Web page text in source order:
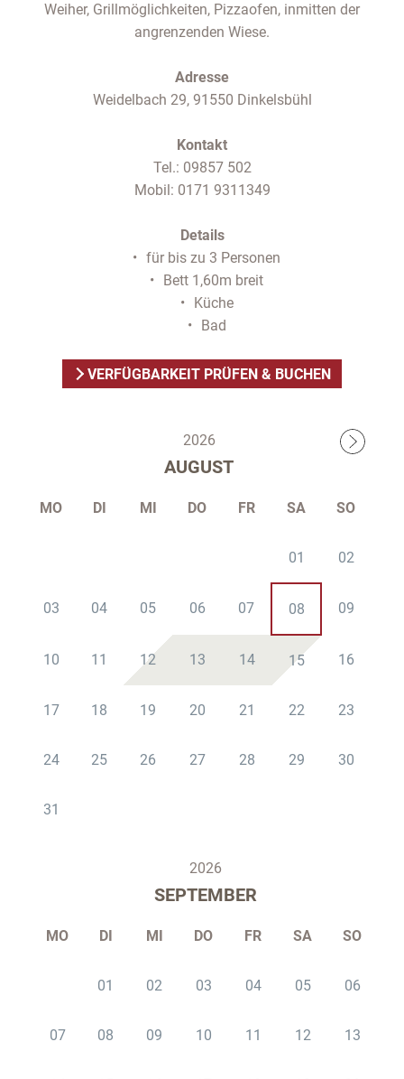
Weiher, Grillmöglichkeiten, Pizzaofen, inmitten der
angrenzenden Wiese.
Adresse
Weidelbach 29, 91550 Dinkelsbühl
Kontakt
Tel.: 09857 502
Mobil: 0171 9311349
Details
für bis zu 3 Personen
Bett 1,60m breit
Küche
Bad
VERFÜGBARKEIT PRÜFEN & BUCHEN
2026
AUGUST
MO DI MI DO FR SA SO
01 02
03 04 05 06 07 08 09
10 11 12 13 14 15 16
17 18 19 20 21 22 23
24 25 26 27 28 29 30
31
2026
SEPTEMBER
MO DI MI DO FR SA SO
01 02 03 04 05 06
07 08 09 10 11 12 13